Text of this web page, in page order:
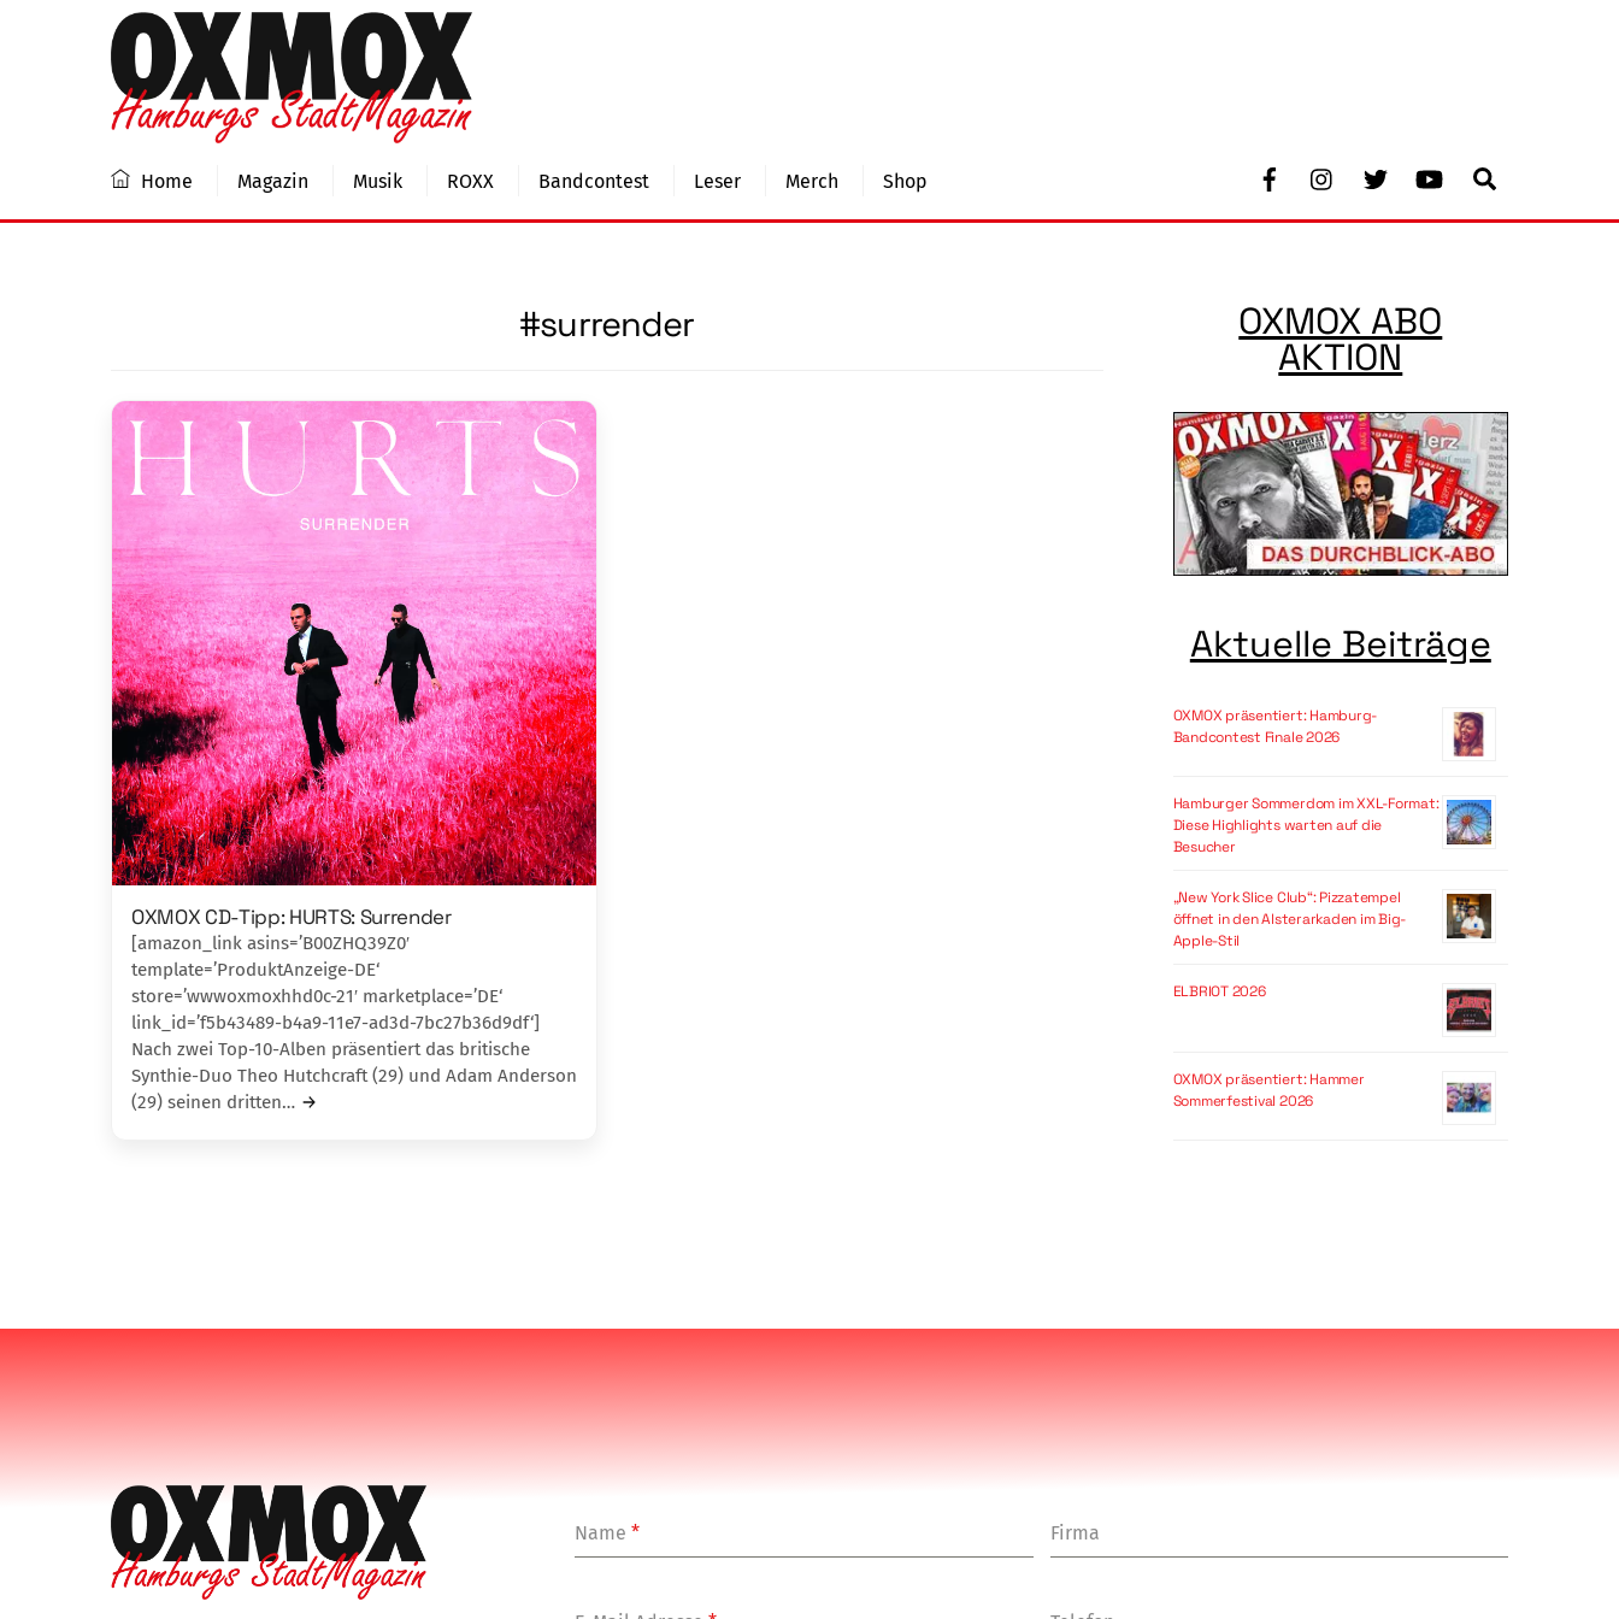
Facebook Youtube
Home Magazin Musik ROXX Bandcontest Leser Merch Shop
#surrender
OXMOX CD-Tipp: HURTS: Surrender
[amazon_link asins=’B00ZHQ39Z0′
template=’ProduktAnzeige-DE‘
store=’wwwoxmoxhhd0c-21′ marketplace=’DE‘
link_id=’f5b43489-b4a9-11e7-ad3d-7bc27b36d9df‘]
Nach zwei Top-10-Alben präsentiert das britische
Synthie-Duo Theo Hutchcraft (29) und Adam Anderson
(29) seinen drit­ten…
OXMOX ABO
AKTION
Aktuelle Beiträge
OXMOX präsentiert: Hamburg-
Bandcontest Finale 2026
Hamburger Sommerdom im XXL-Format:
Diese Highlights warten auf die
Besucher
„New York Slice Club“: Pizzatempel
öffnet in den Alsterarkaden im Big-
Apple-Stil
ELBRIOT 2026
OXMOX präsentiert: Hammer
Sommerfestival 2026
Name* Firma